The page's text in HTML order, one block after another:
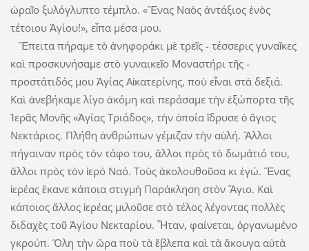
ὡραῖο ξυλόγλυπτο τέμπλο. «Ἕνας Ναὸς ­ἀντάξιος ἑνὸς
τέτοιου Ἁγίου!», εἶπα μέσα μου.
Ἔπειτα πήραμε τὸ ἀνηφοράκι μὲ τρεῖς - τέσσερις γυναῖκες
καὶ προσκυνήσαμε στὸ γυναικεῖο Μοναστήρι τῆς ­
προστάτιδός μου Ἁγίας Αἰκατερίνης, ποὺ εἶναι στὰ δεξιά.
Καὶ ἀνεβήκαμε λίγο ἀκόμη καὶ περά­σαμε τὴν ἐξώπορτα τῆς
Ἱερᾶς Μονῆς «Ἁγίας Τριάδος», τὴν ὁποία ἵδρυσε ὁ ἅ­­γιος
Νεκτάριος. Πλήθη ἀνθρώπων γέμιζαν τὴν αὐλή. Ἄλλοι
πήγαιναν πρὸς τὸν τάφο του, ἄλλοι πρὸς τὸ δωμάτιό του,
ἄλλοι πρὸς τὸν ἱερὸ Ναό. Τοὺς ἀκολουθοῦσα κι ἐγώ. Ἕνας
ἱερέας ἔκανε κάποια στιγμὴ Παράκληση στὸν Ἅγιο. Καὶ
κάποιος ἄλλος ἱερέας μιλοῦσε στὸ τέλος λέγοντας πολλὲς
διδαχὲς τοῦ Ἁγίου Νεκταρίου. Ἦταν, φαίνεται, ὀργανωμένο
γκρούπ. Ὅλη τὴν ὥρα ποὺ τὰ ἔβλεπα καὶ τὰ ἄκουγα αὐτὰ